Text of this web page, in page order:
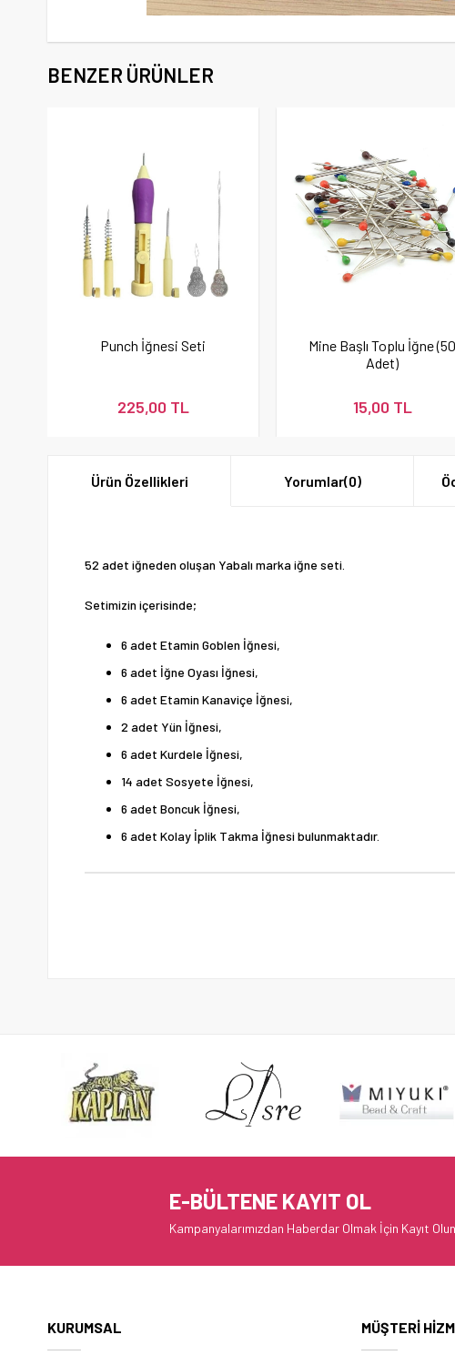
BENZER ÜRÜNLER
Punch İğnesi Seti
225,00 TL
Mine Başlı Toplu İğne (50
Adet)
15,00 TL
Ürün Özellikleri Yorumlar(0)
52 adet iğneden oluşan Yabalı marka iğne seti.
Setimizin içerisinde;
6 adet Etamin Goblen İğnesi,
6 adet İğne Oyası İğnesi,
6 adet Etamin Kanaviçe İğnesi,
2 adet Yün İğnesi,
6 adet Kurdele İğnesi,
14 adet Sosyete İğnesi,
6 adet Boncuk İğnesi,
6 adet Kolay İplik Takma İğnesi bulunmaktadır.
E-BÜLTENE KAYIT OL
Kampanyalarımızdan Haberdar Olmak İçin Kayıt Olun
KURUMSAL MÜŞTERİ